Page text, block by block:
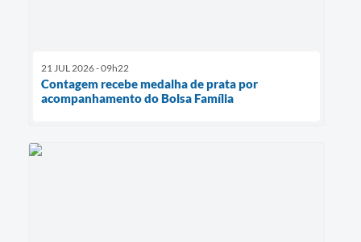
21 JUL 2026 - 09h22
Contagem recebe medalha de prata por
acompanhamento do Bolsa Família